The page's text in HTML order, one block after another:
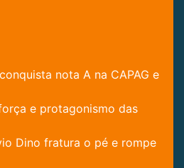
nota A na CAPAG e
e protagonismo das
Dino fratura o pé e rompe